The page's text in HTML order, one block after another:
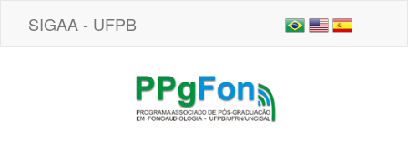
SIGAA - UFPB